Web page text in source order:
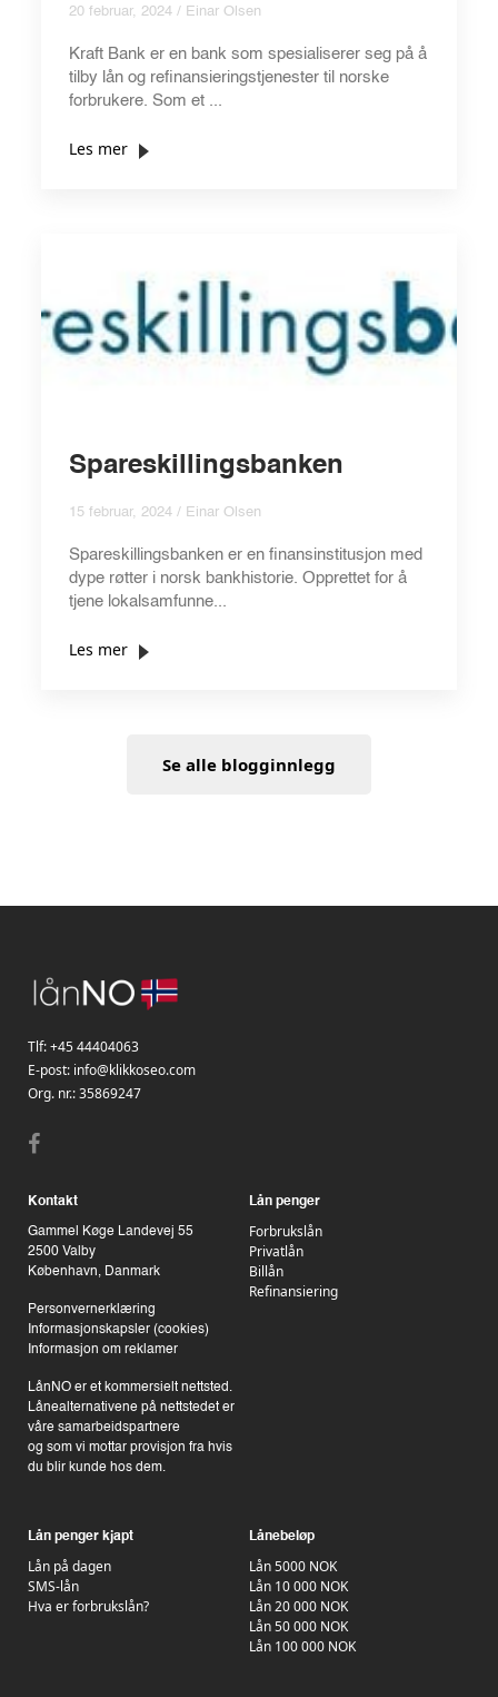
20 februar, 2024 / Einar Olsen
Kraft Bank er en bank som spesialiserer seg på å
tilby lån og refinansieringstjenester til norske
forbrukere. Som et ...
Les mer
Spareskillingsbanken
15 februar, 2024 / Einar Olsen
Spareskillingsbanken er en finansinstitusjon med
dype røtter i norsk bankhistorie. Opprettet for å
tjene lokalsamfunne...
Les mer
Se alle blogginnlegg
Tlf:+45 44404063
E-post: info@klikkoseo.com
Org. nr.:35869247
Kontakt
Gammel Køge Landevej 55
2500 Valby
København, Danmark
Personvernerklæring
Informasjonskapsler (cookies)
Informasjon om reklamer
LånNO er et kommersielt nettsted.
Lånealternativene på nettstedet er
våre samarbeidspartnere
og som vi mottar provisjon fra hvis
du blir kunde hos dem.
Lån penger
Forbrukslån
Privatlån
Billån
Refinansiering
Lån penger kjapt
Lån på dagen
SMS-lån
Hva er forbrukslån?
Lånebeløp
Lån 5000 NOK
Lån 10 000 NOK
Lån 20 000 NOK
Lån 50 000 NOK
Lån 100 000 NOK